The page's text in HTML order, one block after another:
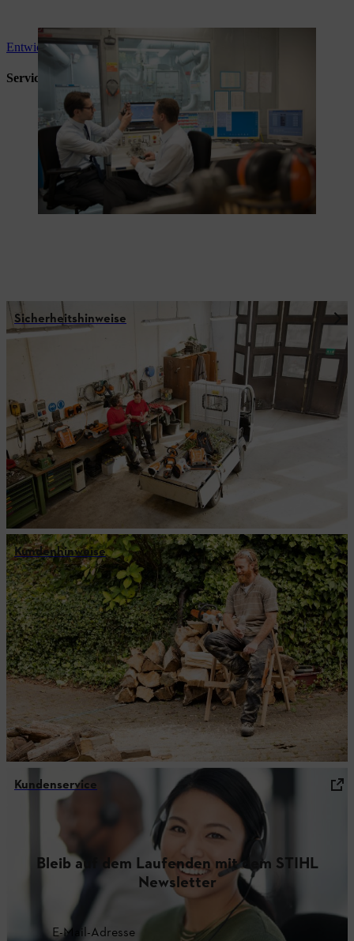
Entwicklung und Qualität
Services und Beratung
Sicherheitshinweise
Kundenhinweise
Kundenservice
Bleib auf dem Laufenden mit dem STIHL
Newsletter
E-Mail-Adresse